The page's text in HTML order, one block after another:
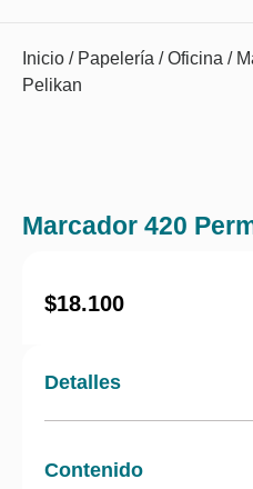
Inicio / Papelería /Oficina /
Pelikan
Marcador 420
$18.100
Detalles
Contenido